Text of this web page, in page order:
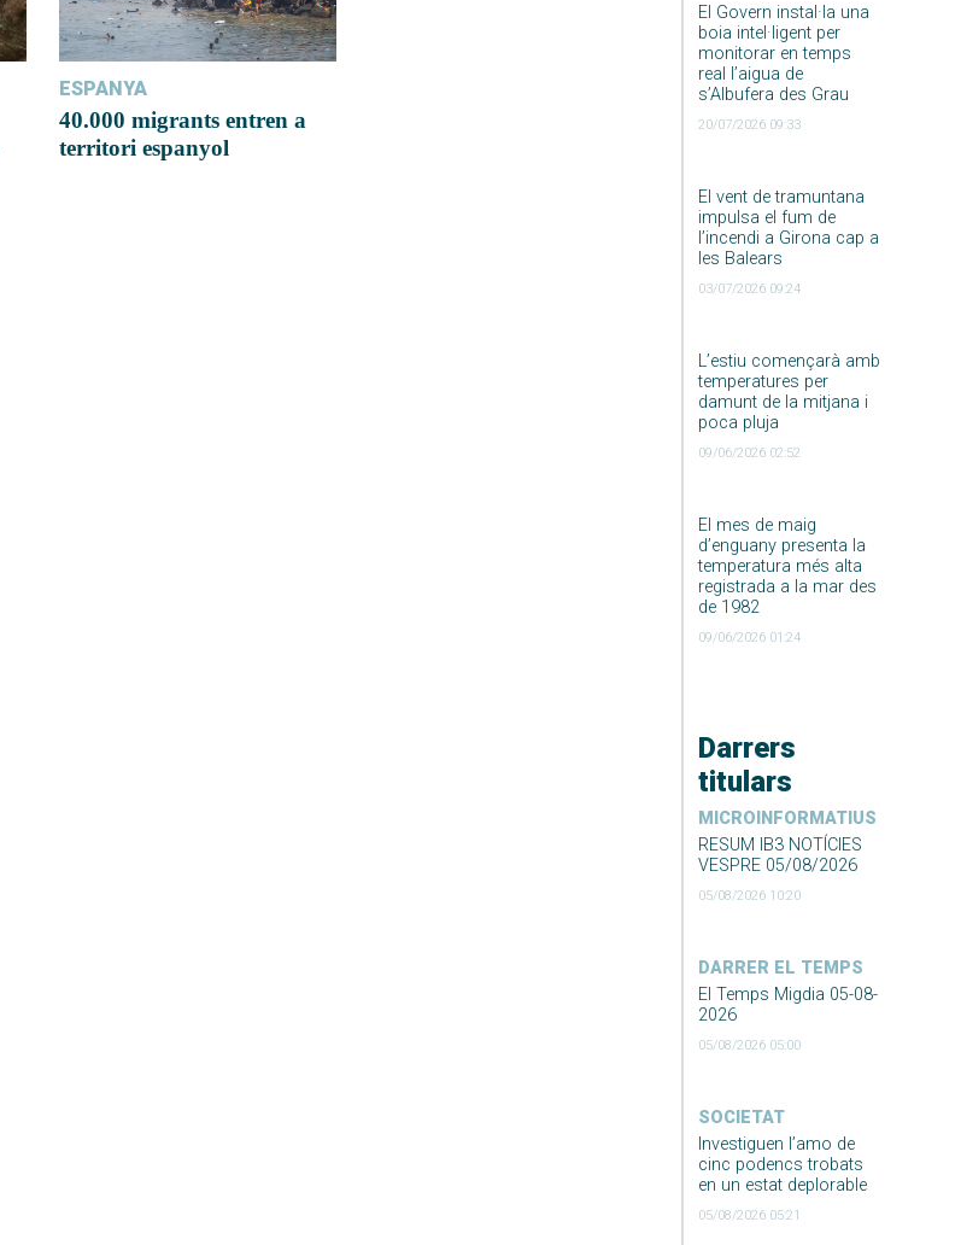
El Govern instal·la una
boia intel·ligent per
monitorar en temps
real l’aigua de
s’Albufera des Grau
20/07/2026 09:33
El vent de tramuntana
impulsa el fum de
l’incendi a Girona cap a
les Balears
03/07/2026 09:24
L’estiu començarà amb
temperatures per
damunt de la mitjana i
poca pluja
09/06/2026 02:52
El mes de maig
d’enguany presenta la
temperatura més alta
registrada a la mar des
de 1982
09/06/2026 01:24
Darrers
titulars
MICROINFORMATIUS
RESUM IB3 NOTÍCIES
VESPRE 05/08/2026
05/08/2026 10:20
DARRER EL TEMPS
El Temps Migdia 05-08-
2026
05/08/2026 05:00
SOCIETAT
Investiguen l’amo de
cinc podencs trobats
en un estat deplorable
05/08/2026 05:21
ESPANYA
40.000 migrants entren a
territori espanyol